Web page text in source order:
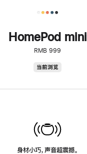
HomePod mini
RMB 999
当前浏览
身材小巧，声音超震撼。